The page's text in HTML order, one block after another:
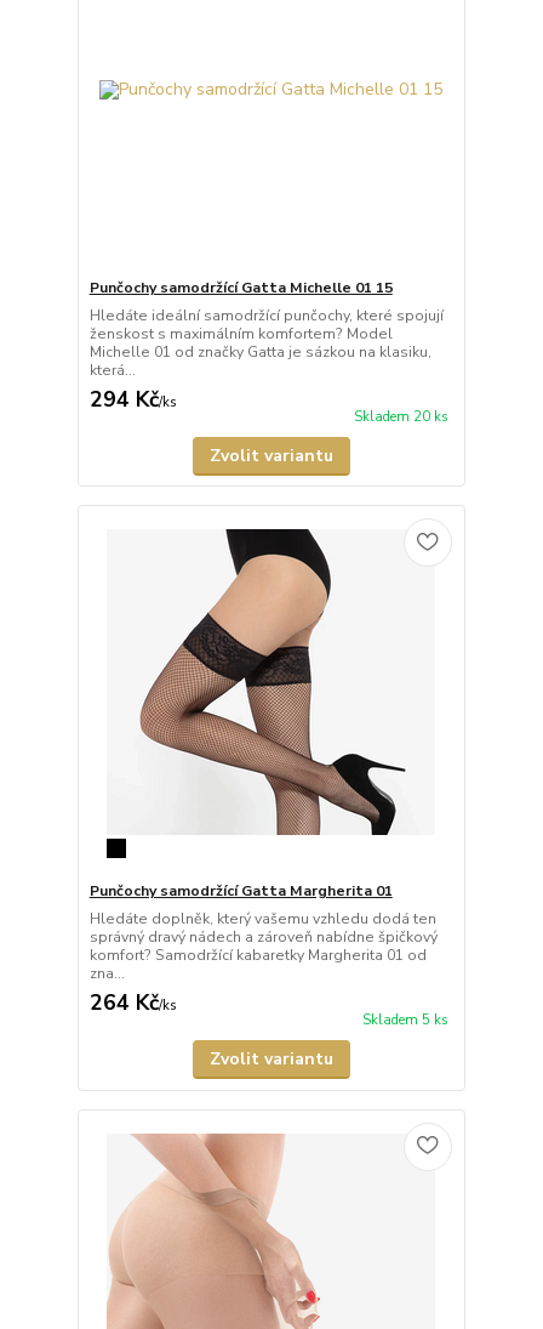
Punčochy samodržící Gatta Michelle 01 15
Hledáte ideální samodržící punčochy, které spojují
ženskost s maximálním komfortem? Model
Michelle 01 od značky Gatta je sázkou na klasiku,
která...
294 Kč/ks
Skladem 20 ks
Zvolit variantu
Punčochy samodržící Gatta Margherita 01
Hledáte doplněk, který vašemu vzhledu dodá ten
správný dravý nádech a zároveň nabídne špičkový
komfort? Samodržící kabaretky Margherita 01 od
zna...
264 Kč/ks
Skladem 5 ks
Zvolit variantu